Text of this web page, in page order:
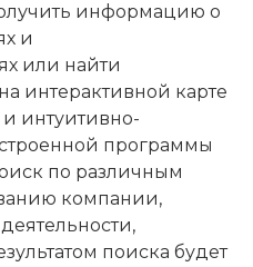
информацию о
и
или найти
интерактивной карте
интуитивно-
программы
по различным
компании,
поиска будет